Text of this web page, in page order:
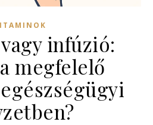
infúzió:
megfelelő